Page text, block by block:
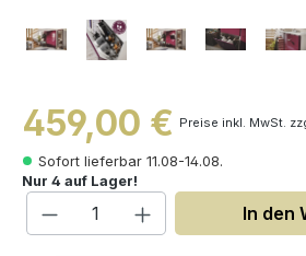
459,00 € Preise inkl. MwSt.
Sofort lieferbar 11.08-14.08.
Nur 4 auf Lager!
Produkt Anzahl: GibIn den